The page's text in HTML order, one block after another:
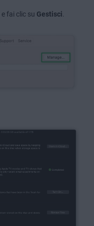
e fai clic su Gestisci